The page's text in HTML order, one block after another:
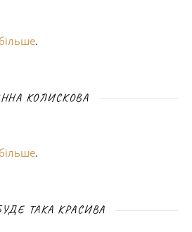
більше.
КОЛИСКОВА
більше.
ТАКА КРАСИВА